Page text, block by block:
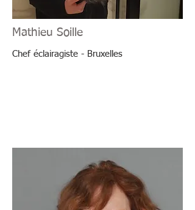
Mathieu Soille
Chef éclairagiste - Bruxelles